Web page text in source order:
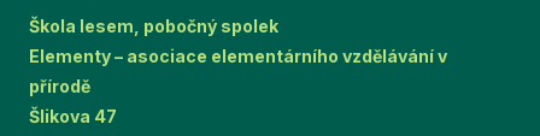
Škola lesem, pobočný spolek
Elementy – asociace elementárního vzdělávání v
přírodě
Šlikova 47